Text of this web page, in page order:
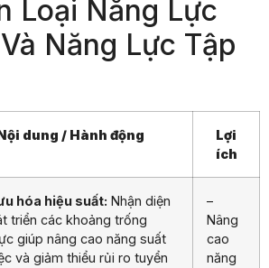
Loại Năng Lực
Năng Lực Tập
Nội dung / Hành động
Lợi
ích
hóa hiệu suất: Nhận diện
triển các khoảng trống
giúp nâng cao năng suất
và giảm thiểu rủi ro tuyển
–
Nâng
cao
năng